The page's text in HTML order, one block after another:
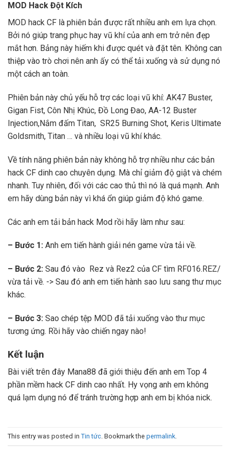
MOD Hack Đột Kích
MOD hack CF là phiên bản được rất nhiều anh em lựa chọn.
Bởi nó giúp trang phục hay vũ khí của anh em trở nên đẹp
mắt hơn. Bảng này hiếm khi được quét và đặt tên. Không can
thiệp vào trò chơi nên anh ấy có thể tải xuống và sử dụng nó
một cách an toàn.
Phiên bản này chủ yếu hỗ trợ các loại vũ khí: AK47 Buster,
Gigan Fist, Côn Nhị Khúc, Đồ Long Đao, AA-12 Buster
Injection,Nắm đấm Titan, SR25 Burning Shot, Keris Ultimate
Goldsmith, Titan … và nhiều loại vũ khí khác.
Về tính năng phiên bản này không hỗ trợ nhiều như các bản
hack CF dinh cao chuyên dụng. Mà chỉ giảm độ giật và chém
nhanh. Tuy nhiên, đối với các cao thủ thì nó là quá mạnh. Anh
em hãy dùng bản này vì khá ổn giúp giảm độ khó game.
Các anh em tải bản hack Mod rồi hãy làm như sau:
– Bước 1: Anh em tiến hành giải nén game vừa tải về.
– Bước 2: Sau đó vào Rez và Rez2 của CF tìm RF016.REZ/
vừa tải về. -> Sau đó anh em tiến hành sao lưu sang thư mục
khác.
– Bước 3: Sao chép tệp MOD đã tải xuống vào thư mục
tương ứng. Rồi hãy vào chiến ngay nào!
Kết luận
Bài viết trên đây Mana88 đã giới thiệu đến anh em Top 4
phần mềm hack CF dinh cao nhất. Hy vọng anh em không
quá lạm dụng nó để tránh trường hợp anh em bị khóa nick.
This entry was posted in Tin tức . Bookmark the permalink